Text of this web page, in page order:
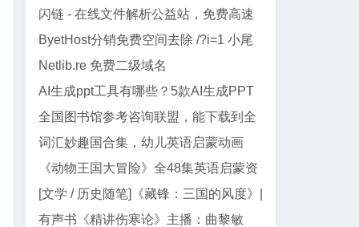
加入CF管理
闪链 - 在线文件解析公益站，免费高速
下载百度网盘文件
ByetHost分销免费空间去除 /?i=1 小尾
巴代码
Netlib.re 免费二级域名
AI生成ppt工具有哪些？5款AI生成PPT
工具盘点
全国图书馆参考咨询联盟，能下载到全
网99%电子书
词汇妙趣国合集，幼儿英语启蒙动画
《动物王国大冒险》全48集英语启蒙资
源｜动画+儿歌+音频+电影版
[文学 / 历史随笔]《藏锋：三国的风度》|
郭德纲三国智慧与处世真经
有声书《精讲伤寒论》主播：曲黎敏